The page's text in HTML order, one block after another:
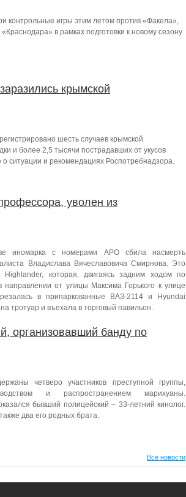
контрольные игры этим летом против «Факела»,
в рамках подготовки к новому сезону
крымской
шесть случаев крымской
и более 2,5 тысячи пострадавших от укусов
ситуации и рекомендациях Роспотребнадзора.
уволен из
иномарка с номерами АРО сбила насмерть
Владислава Вячеславовича Смирнова. Это
которая, двигаясь задним ходом по
направлении от улицы Максима Горького к улице
в припаркованные ВАЗ-2114 и Hyundai
тротуар и въехала в торговый павильон.
организовавший банду по
четверо участников преступной группы,
и распространением марихуаны.
бывший полицейский – 33-летний кинолог.
два его родных брата.
Все новости